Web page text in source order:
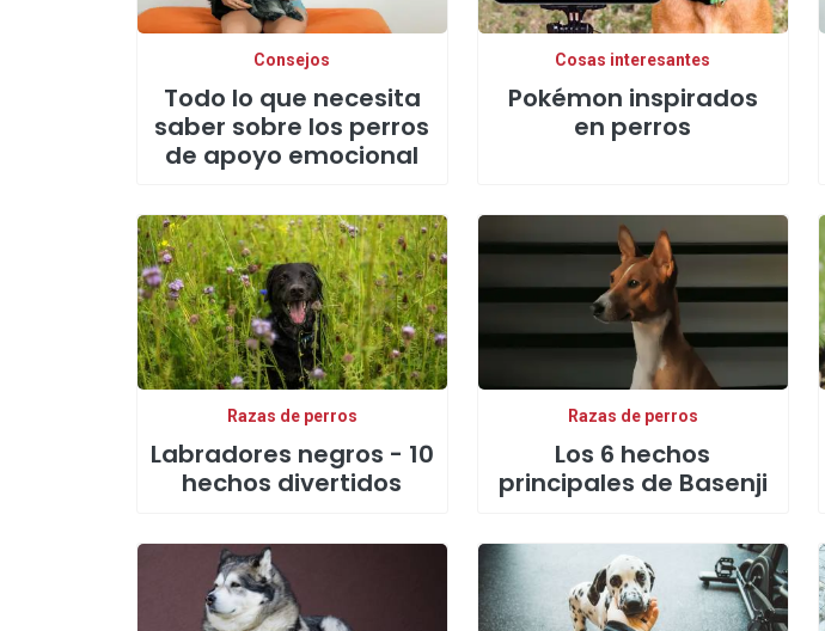
Consejos
Todo lo que necesita
saber sobre los perros
de apoyo emocional
Cosas interesantes
Pokémon inspirados
en perros
Razas de perros
Labradores negros - 10
hechos divertidos
Razas de perros
Los 6 hechos
principales de Basenji